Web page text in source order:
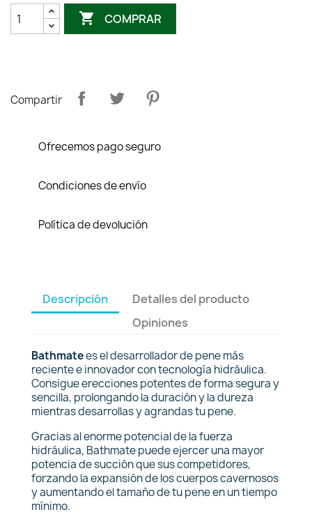
 COMPRAR
Compartir
Ofrecemos pago seguro
Condiciones de envío
Política de devolución
Descripción
Detalles del producto
Opiniones
Bathmatees el desarrollador de pene más
reciente e innovador con tecnología hidráulica.
Consigue erecciones potentes de forma segura y
sencilla, prolongando la duración y la dureza
mientras desarrollas y agrandas tu pene.
Gracias al enorme potencial de la fuerza
hidráulica, Bathmate puede ejercer una mayor
potencia de succión que sus competidores,
forzando la expansión de los cuerpos cavernosos
y aumentando el tamaño de tu pene en un tiempo
mínimo.